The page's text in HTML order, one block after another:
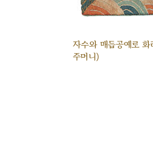
자수와 매듭공예로 화
주머니)